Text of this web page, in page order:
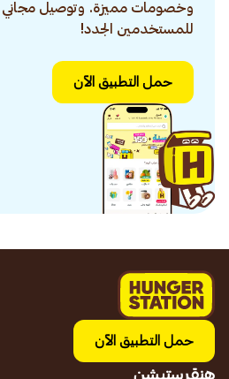
وخصومات مميزة. وتوصيل مجاني
للمستخدمين الجدد!
حمل التطبيق الآن
حمل التطبيق الآن
هنقرستيشن